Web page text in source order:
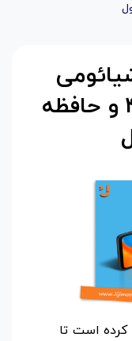
و حافظه
است تا